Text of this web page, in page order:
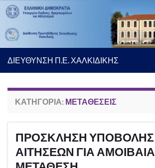
ΔΙΕΥΘΥΝΣΗ Π.Ε. ΧΑΛΚΙΔΙΚΗΣ
ΚΑΤΗΓΟΡΊΑ: ΜΕΤΑΘΈΣΕΙΣ
ΠΡΟΣΚΛΗΣΗ ΥΠΟΒΟΛΗΣ
ΑΙΤΗΣΕΩΝ ΓΙΑ ΑΜΟΙΒΑΙΑ